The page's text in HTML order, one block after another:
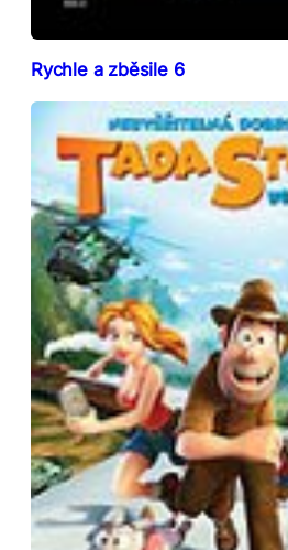
Rychle a zběsile 6